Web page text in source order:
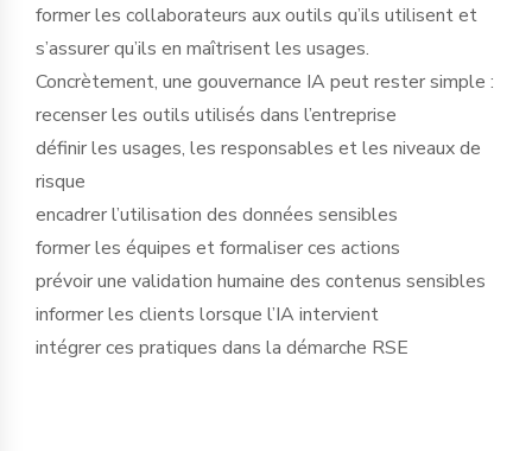
former les collaborateurs aux outils qu’ils utilisent et
s’assurer qu’ils en maîtrisent les usages.
Concrètement, une gouvernance IA peut rester simple :
recenser les outils utilisés dans l’entreprise
définir les usages, les responsables et les niveaux de
risque
encadrer l’utilisation des données sensibles
former les équipes et formaliser ces actions
prévoir une validation humaine des contenus sensibles
informer les clients lorsque l’IA intervient
intégrer ces pratiques dans la démarche RSE